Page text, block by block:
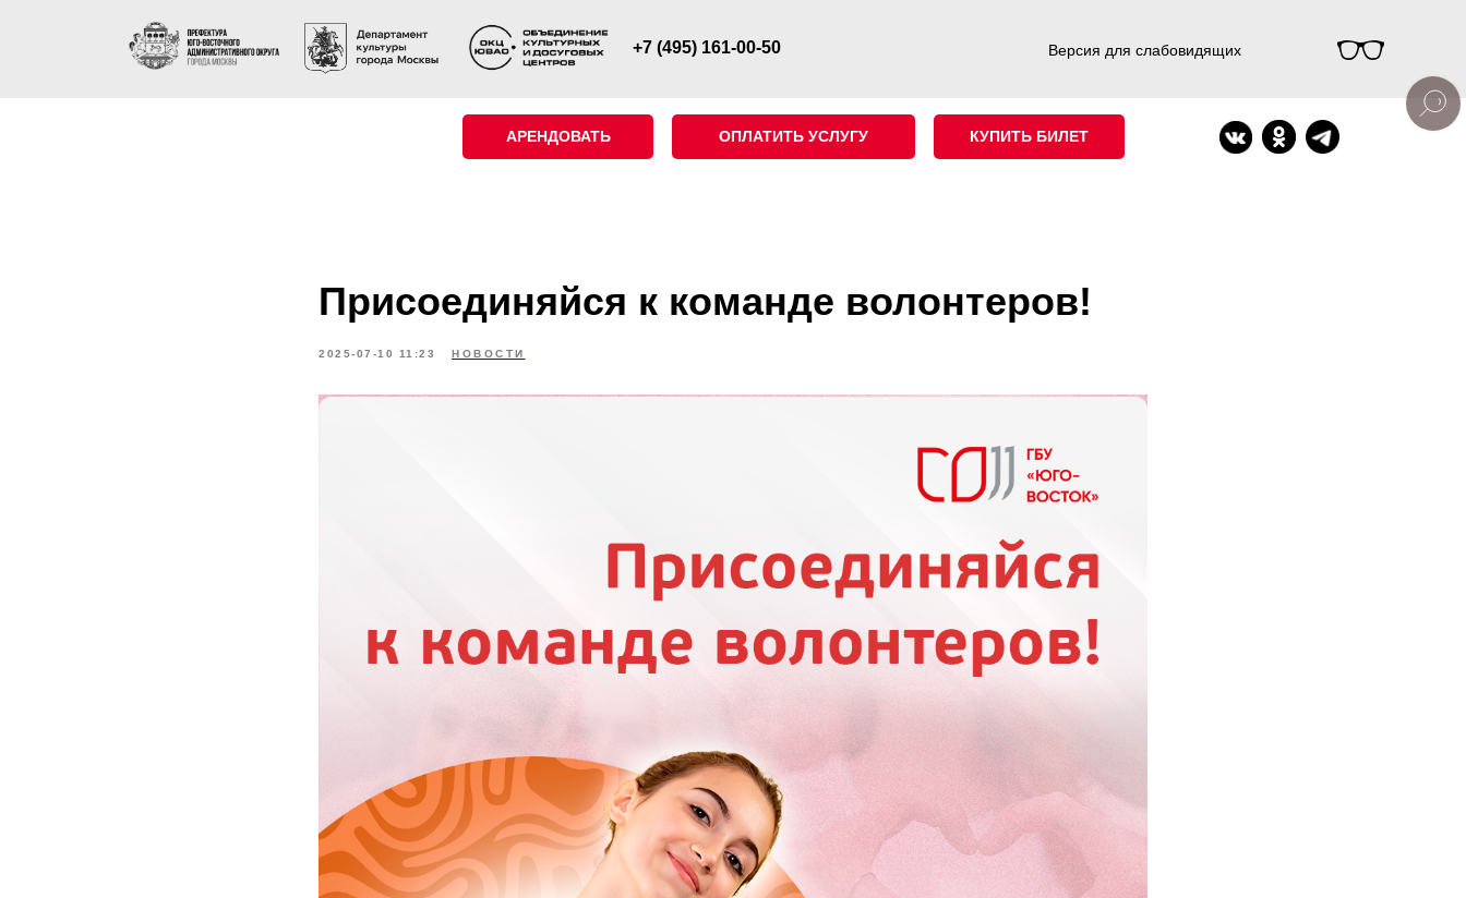
Версия для слабовидящих
+7 (495) 161-00-50
КУПИТЬ БИЛЕТ
АРЕНДОВАТЬ ОПЛАТИТЬ УСЛУГУ
Присоединяйся к команде волонтеров!
2025-07-10 11:23 НОВОСТИ